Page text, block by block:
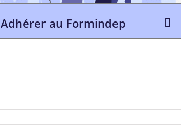
Adhérer au Formindep